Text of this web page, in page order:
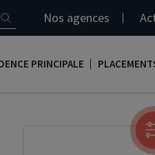
Nos agences
PRINCIPALE
Simulation loi
Comment réaliser